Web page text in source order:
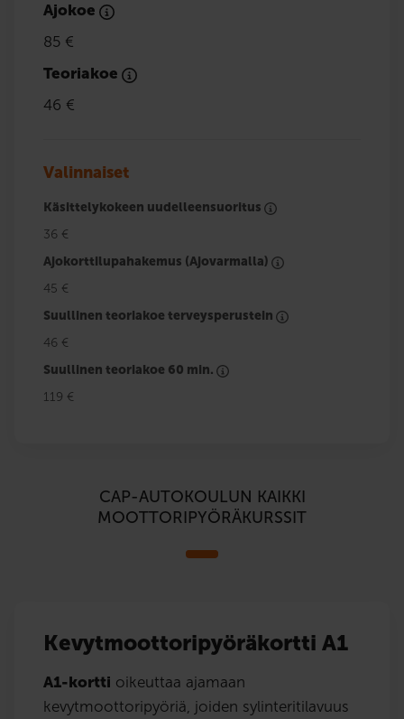
Ajokoe
85 €
Teoriakoe
46 €
Valinnaiset
Käsittelykokeen uudelleensuoritus
36 €
Ajokorttilupahakemus (Ajovarmalla)
45 €
Suullinen teoriakoe terveysperustein
46 €
Suullinen teoriakoe 60 min.
119 €
CAP-AUTOKOULUN KAIKKI
MOOTTORIPYÖRÄKURSSIT
Kevytmoottoripyöräkortti A1
A1-kortti oikeuttaa ajamaan
kevytmoottoripyöriä, joiden sylinteritilavuus